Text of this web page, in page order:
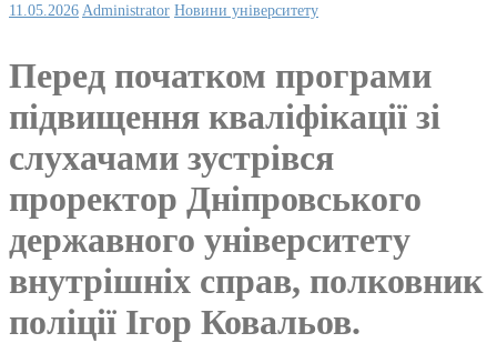
11.05.2026 Administrator Новини університету
Перед початком програми
підвищення кваліфікації зі
слухачами зустрівся
проректор Дніпровського
державного університету
внутрішніх справ, полковник
поліції Ігор Ковальов.